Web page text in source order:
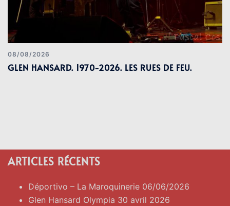
08/08/2026
GLEN HANSARD. 1970-2026. LES RUES DE FEU.
ARTICLES RÉCENTS
Déportivo – La Maroquinerie 06/06/2026
Glen Hansard Olympia 30 avril 2026